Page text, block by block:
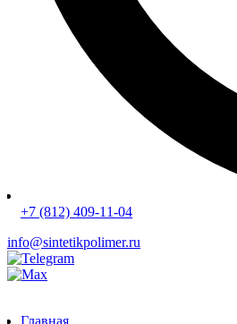
+7 (812) 409-11-04
info@sintetikpolimer.ru
Главная